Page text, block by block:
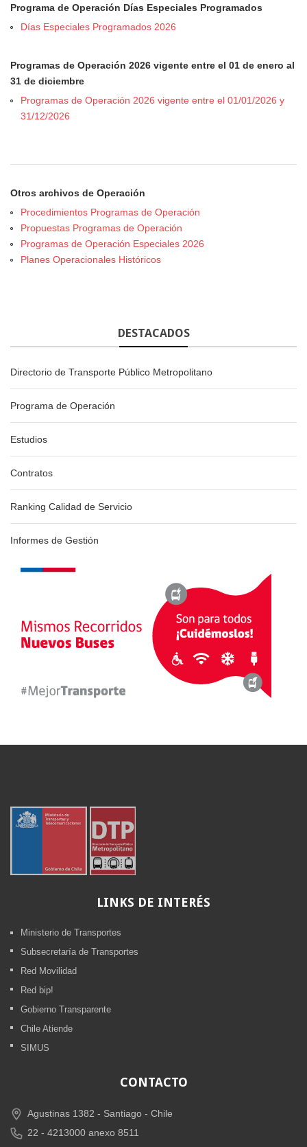
Programa de Operación Días Especiales Programados
Días Especiales Programados 2026
Programas de Operación 2026 vigente entre el 01 de enero al
31 de diciembre
Programas de Operación 2026 vigente entre el 01/01/2026 y
31/12/2026
Otros archivos de Operación
Procedimientos Programas de Operación
Propuestas Programas de Operación
Programas de Operación Especiales 2026
Planes Operacionales Históricos
DESTACADOS
Directorio de Transporte Público Metropolitano
Programa de Operación
Estudios
Contratos
Ranking Calidad de Servicio
Informes de Gestión
LINKS DE INTERÉS
Ministerio de Transportes
Subsecretaría de Transportes
Red Movilidad
Red bip!
Gobierno Transparente
Chile Atiende
SIMUS
CONTACTO
Agustinas 1382 - Santiago - Chile
22 - 4213000 anexo 8511